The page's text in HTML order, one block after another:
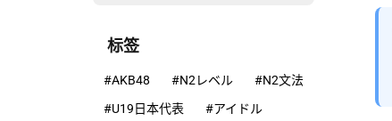
标签
#AKB48 #N2レベル
#N2文法
#U19日本代表
#アイドル